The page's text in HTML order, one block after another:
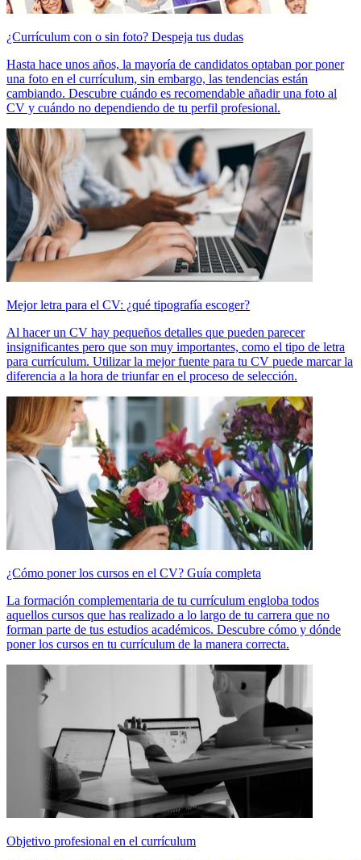
¿Currículum con o sin foto? Despeja tus dudas
Hasta hace unos años, la mayoría de candidatos optaban por poner
una foto en el currículum, sin embargo, las tendencias están
cambiando. Descubre cuándo es recomendable añadir una foto al
CV y cuándo no dependiendo de tu perfil profesional.
Mejor letra para el CV: ¿qué tipografía escoger?
Al hacer un CV hay pequeños detalles que pueden parecer
insignificantes pero que son muy importantes, como el tipo de letra
para currículum. Utilizar la mejor fuente para tu CV puede marcar la
diferencia a la hora de triunfar en el proceso de selección.
¿Cómo poner los cursos en el CV? Guía completa
La formación complementaria de tu currículum engloba todos
aquellos cursos que has realizado a lo largo de tu carrera que no
forman parte de tus estudios académicos. Descubre cómo y dónde
poner los cursos en tu currículum de la manera correcta.
Objetivo profesional en el currículum